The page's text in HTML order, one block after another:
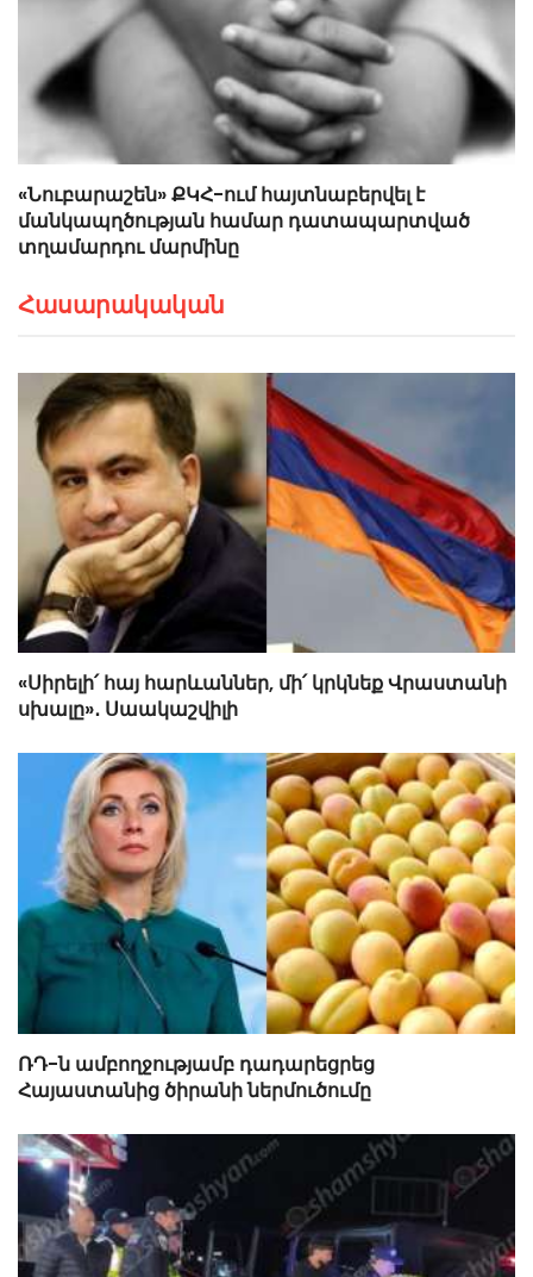
«Նուբարաշեն» ՔԿՀ-ում հայտնաբերվել է
մանկապղծության համար դատապարտված
տղամարդու մարմինը
Հասարակական
«Սիրելի՛ հայ հարևաններ, մի՛ կրկնեք Վրաստանի
սխալը»․ Սաակաշվիլի
ՌԴ-ն ամբողջությամբ դադարեցրեց
Հայաստանից ծիրանի ներմուծումը